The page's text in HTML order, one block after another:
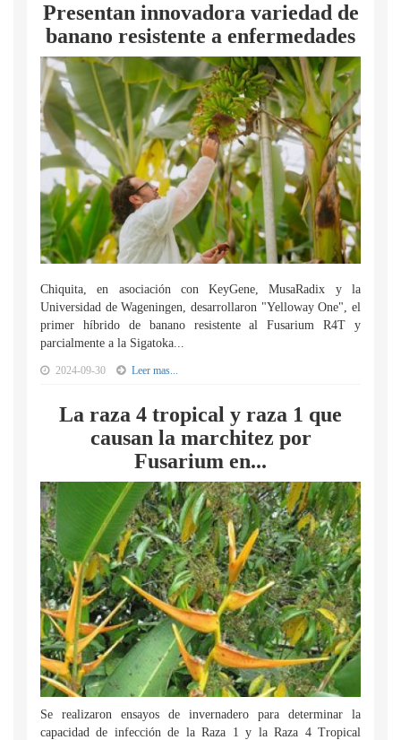
Presentan innovadora variedad de
banano resistente a enfermedades
Chiquita, en asociación con KeyGene, MusaRadix y la
Universidad de Wageningen, desarrollaron "Yelloway One", el
primer híbrido de banano resistente al Fusarium R4T y
parcialmente a la Sigatoka...
2024-09-30 Leer mas...
La raza 4 tropical y raza 1 que
causan la marchitez por
Fusarium en...
Se realizaron ensayos de invernadero para determinar la
capacidad de infección de la Raza 1 y la Raza 4 Tropical